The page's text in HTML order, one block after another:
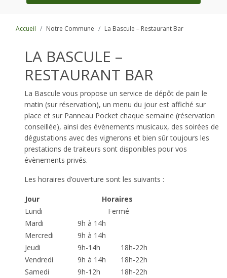
Accueil Notre Commune La Bascule – Restaurant Bar
LA BASCULE –
RESTAURANT BAR
La Bascule vous propose un service de dépôt de pain le
matin (sur réservation), un menu du jour est affiché sur
place et sur Panneau Pocket chaque semaine (réservation
conseillée), ainsi des évènements musicaux, des soirées de
dégustations avec des vignerons et bien sûr toujours les
prestations de traiteurs sont disponibles pour vos
évènements privés.
Les horaires d’ouverture sont les suivants :
Jour
Horaires
Lundi
Fermé
Mardi
9h à 14h
Mercredi
9h à 14h
Jeudi
9h-14h
18h-22h
Vendredi
9h à 14h
18h-22h
Samedi
9h-12h
18h-22h